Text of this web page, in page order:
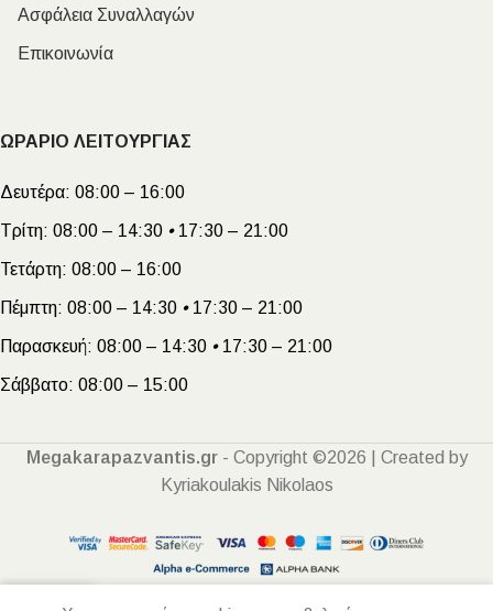
Ασφάλεια Συναλλαγών
Επικοινωνία
ΩΡΑΡΙΟ ΛΕΙΤΟΥΡΓΙΑΣ
Δευτέρα: 08:00 – 16:00
Τρίτη: 08:00 – 14:30 •17:30 – 21:00
Τετάρτη: 08:00 – 16:00
Πέμπτη: 08:00 – 14:30 •17:30 – 21:00
Παρασκευή: 08:00 – 14:30 •17:30 – 21:00
Σάββατο: 08:00 – 15:00
Megakarapazvantis.gr- Copyright ©2026 | Created by
Kyriakoulakis Nikolaos